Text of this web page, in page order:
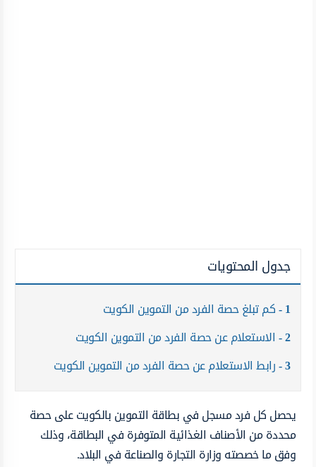
جدول المحتويات
1 كم تبلغ حصة الفرد من التموين الكويت
2 الاستعلام عن حصة الفرد من التموين الكويت
3 رابط الاستعلام عن حصة الفرد من التموين الكويت
يحصل كل فرد مسجل في بطاقة التموين بالكويت على حصة
محددة من الأصناف الغذائية المتوفرة في البطاقة، وذلك
وفق ما خصصته وزارة التجارة والصناعة في البلاد.